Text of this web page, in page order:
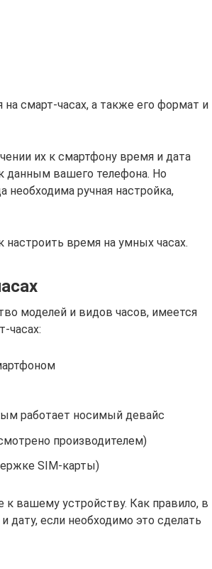
смарт-часах, а также его формат и
их к смартфону время и дата
данным вашего телефона. Но
необходима ручная настройка,
настроить время на умных часах.
моделей и видов часов, имеется
часах:
работает носимый девайс
производителем)
SIM-карты)
к вашему устройству. Как правило, в
дату, если необходимо это сделать